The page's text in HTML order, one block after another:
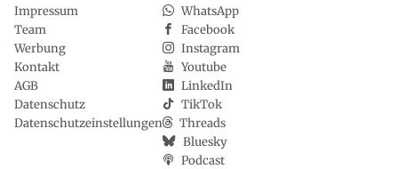
Impressum
Team
Werbung
Kontakt
AGB
Datenschutz
Datenschutzeinstellungen
WhatsApp
Facebook
Instagram
Youtube
LinkedIn
TikTok
Threads
Bluesky
Podcast